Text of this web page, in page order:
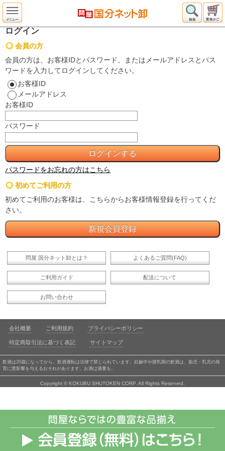
ログイン
会員の方
会員の方は、お客様IDとパスワード、またはメールアドレスとパス
ワードを入力してログインしてください。
お客様ID
メールアドレス
お客様ID
パスワード
パスワードをお忘れの方はこちら
初めてご利用の方
初めてご利用のお客様は、こちらからお客様情報登録を行ってくだ
さい。
問屋 国分ネット卸とは？ よくあるご質問(FAQ)
ご利用ガイド 配送について
お問い合わせ
会社概要 ご利用規約 プライバシーポリシー
特定商取引法に基づく表記 サイトマップ
飲酒は20歳になってから。飲酒運転は法律で禁じられています。妊娠中や授乳期の飲酒は、胎児・乳児の発
育に悪影響を与えるおそれがあります。お酒は適量を。
Copyright © KOKUBU SHUTOKEN CORP. All Rights Reserved.